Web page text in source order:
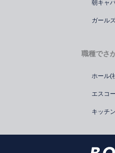
朝キャ
ガール
職種でさ
ホール(
エスコ
キッチ